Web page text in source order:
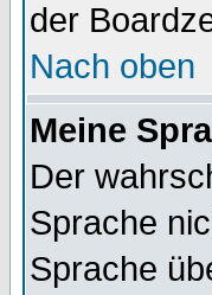
der
Nach oben
Meine
Der
Sprache
Sprache